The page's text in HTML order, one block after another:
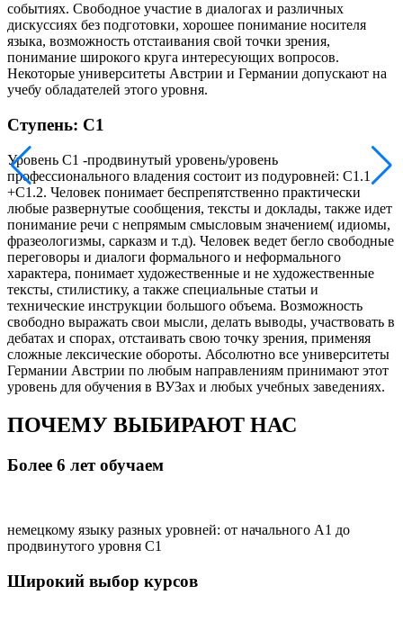
событиях. Свободное участие в диалогах и различных
дискуссиях без подготовки, хорошее понимание носителя
языка, возможность отстаивания свой точки зрения,
понимание широкого круга интересующих вопросов.
Некоторые университеты Австрии и Германии допускают на
учебу обладателей этого уровня.
Ступень: C1
Уровень C1 -продвинутый уровень/уровень
профессионального владения состоит из подуровней: C1.1
+C1.2. Человек понимает беспрепятственно практически
любые развернутые сообщения, тексты и доклады, также идет
понимание речи с непрямым смысловым значением( идиомы,
фразеологизмы, сарказм и т.д). Человек ведет бегло свободные
переговоры и диалоги формального и неформального
характера, понимает художественные и не художественные
тексты, стилистику, а также специальные статьи и
технические инструкции большого объема. Возможность
свободно выражать свои мысли, делать выводы, участвовать в
дебатах и спорах, отстаивать свою точку зрения, применяя
сложные лексические обороты. Абсолютно все университеты
Германии Австрии по любым направлениям принимают этот
уровень для обучения в ВУЗах и любых учебных заведениях.
ПОЧЕМУ ВЫБИРАЮТ НАС
Более 6 лет обучаем
немецкому языку разных уровней: от начального А1 до
продвинутого уровня C1
Широкий выбор курсов